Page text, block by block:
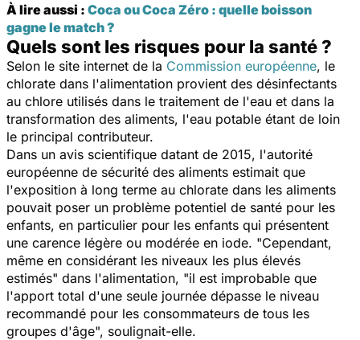
À lire aussi : Coca ou Coca Zéro : quelle boisson
gagne le match ?
Quels sont les risques pour la santé ?
Selon le site internet de la Commission européenne, le
chlorate dans l'alimentation provient des désinfectants
au chlore utilisés dans le traitement de l'eau et dans la
transformation des aliments, l'eau potable étant de loin
le principal contributeur.
Dans un avis scientifique datant de 2015, l'autorité
européenne de sécurité des aliments estimait que
l'exposition à long terme au chlorate dans les aliments
pouvait poser un problème potentiel de santé pour les
enfants, en particulier pour les enfants qui présentent
une carence légère ou modérée en iode. "Cependant,
même en considérant les niveaux les plus élevés
estimés" dans l'alimentation, "il est improbable que
l'apport total d'une seule journée dépasse le niveau
recommandé pour les consommateurs de tous les
groupes d'âge", soulignait-elle.